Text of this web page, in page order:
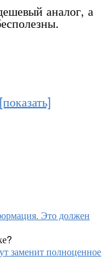
аналог, а
[показать]
Это должен
заменит полноценное